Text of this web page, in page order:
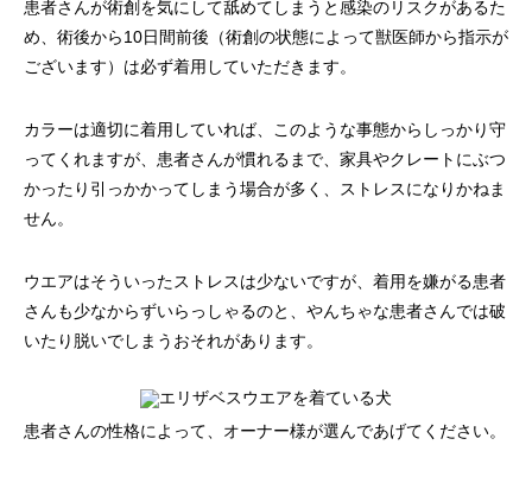
患者さんが術創を気にして舐めてしまうと感染のリスクがあるた
め、術後から10日間前後（術創の状態によって獣医師から指示が
ございます）は必ず着用していただきます。
カラーは適切に着用していれば、このような事態からしっかり守
ってくれますが、患者さんが慣れるまで、家具やクレートにぶつ
かったり引っかかってしまう場合が多く、ストレスになりかねま
せん。
ウエアはそういったストレスは少ないですが、着用を嫌がる患者
さんも少なからずいらっしゃるのと、やんちゃな患者さんでは破
いたり脱いでしまうおそれがあります。
患者さんの性格によって、オーナー様が選んであげてください。